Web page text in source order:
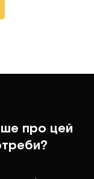
про цей